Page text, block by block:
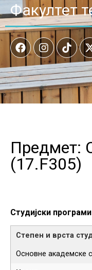
Факултет
Предмет:
(17.F305)
Студијски
Основне академске